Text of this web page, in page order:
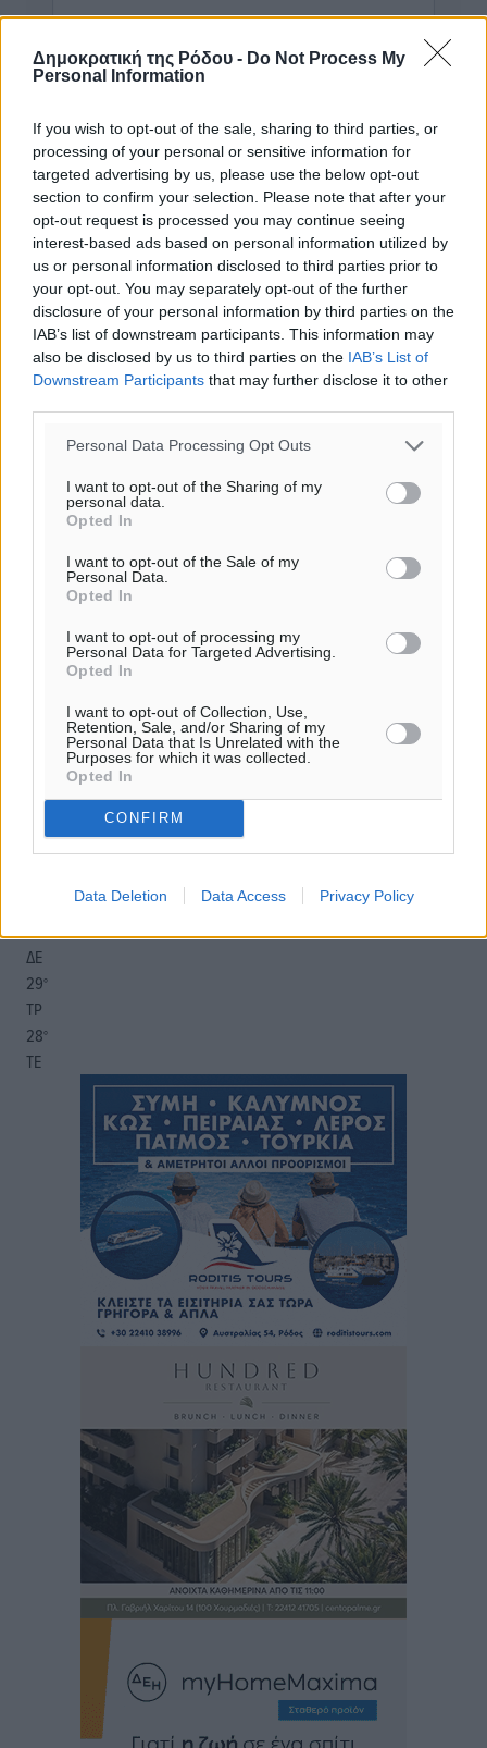
Δημοκρατική της Ρόδου - Do Not Process My
Personal Information
If you wish to opt-out of the sale, sharing to third parties, or
processing of your personal or sensitive information for
targeted advertising by us, please use the below opt-out
section to confirm your selection. Please note that after your
opt-out request is processed you may continue seeing
interest-based ads based on personal information utilized by
us or personal information disclosed to third parties prior to
your opt-out. You may separately opt-out of the further
disclosure of your personal information by third parties on the
IAB’s list of downstream participants. This information may
also be disclosed by us to third parties on the IAB’s List of
Downstream Participants that may further disclose it to other
Personal Data Processing Opt Outs
I want to opt-out of the Sharing of my
personal data.
Opted In
I want to opt-out of the Sale of my
Personal Data.
Opted In
I want to opt-out of processing my
Personal Data for Targeted Advertising.
Opted In
I want to opt-out of Collection, Use,
Retention, Sale, and/or Sharing of my
Personal Data that Is Unrelated with the
Purposes for which it was collected.
Opted In
CONFIRM
Data Deletion Data Access Privacy Policy
Υπενθύμιση:
Για την μερική αναπαραγωγή της είδησης από άλλες
ιστοσελίδες είναι απαραίτητη η χρήση του παρακάτω
παρεχόμενου συνδέσμου παραπομπής προς το άρθρο
o καιρός τώρα:
αίθριος καιρός
km/h
29°
06:18
πρόγνωση:
30°
ΔΕ
29°
ΤΡ
28°
ΤΕ